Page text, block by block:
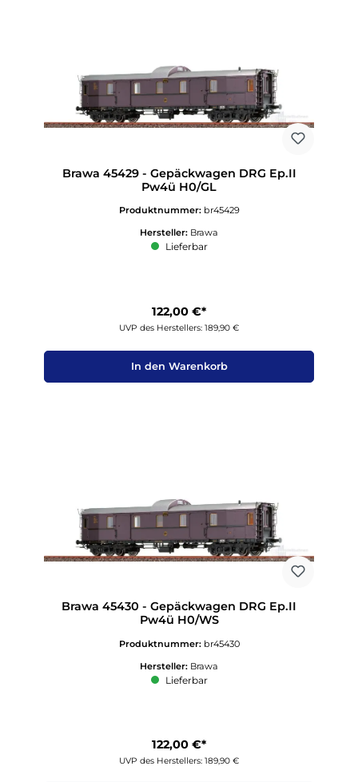
Brawa 45429 - Gepäckwagen DRG Ep.II
Pw4ü H0/GL
Produktnummer: br45429
Hersteller: Brawa
Lieferbar
122,00 €*
UVP des Herstellers: 189,90 €
In den Warenkorb
Brawa 45430 - Gepäckwagen DRG Ep.II
Pw4ü H0/WS
Produktnummer: br45430
Hersteller: Brawa
Lieferbar
122,00 €*
UVP des Herstellers: 189,90 €